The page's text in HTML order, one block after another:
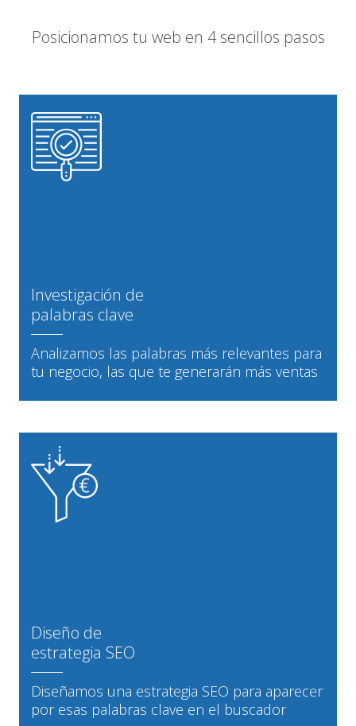
Posicionamos tu web en 4 sencillos pasos
Investigación de
palabras clave
Analizamos las palabras más relevantes para
tu negocio, las que te generarán más ventas
Diseño de
estrategia SEO
Diseñamos una estrategia SEO para aparecer
por esas palabras clave en el buscador